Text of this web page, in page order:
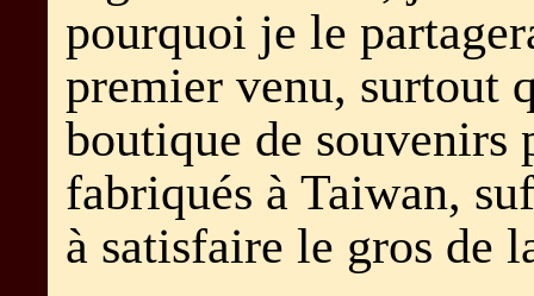
pourquoi je le
premier venu, surtout
boutique de souvenirs
fabriqués à Taiwan,
à satisfaire le gros de